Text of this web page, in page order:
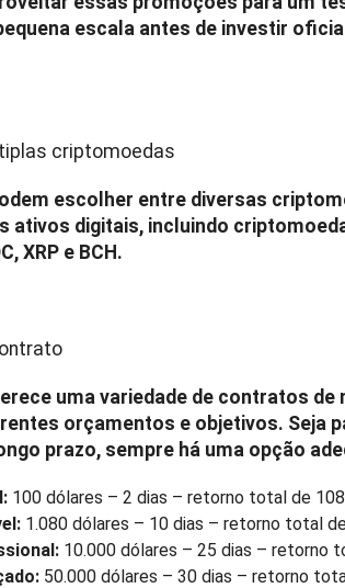
escala antes de investir
criptomoedas
escolher entre diversas
ativos digitais, incluindo
XRP e BCH.
uma variedade de contratos de
orçamentos e objetivos. Seja
prazo, sempre há uma opção
100 dólares – 2 dias – retorno total de
1.080 dólares – 10 dias – retorno total
10.000 dólares – 25 dias – retorno
50.000 dólares – 30 dias – retorno